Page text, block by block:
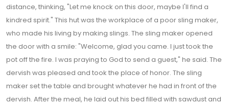
distance, thinking, "Let me knock on this door, maybe I'll find a
kindred spirit." This hut was the workplace of a poor sling maker,
who made his living by making slings. The sling maker opened
the door with a smile: "Welcome, glad you came. I just took the
pot off the fire. I was praying to God to send a guest," he said. The
dervish was pleased and took the place of honor. The sling
maker set the table and brought whatever he had in front of the
dervish. After the meal, he laid out his bed filled with sawdust and